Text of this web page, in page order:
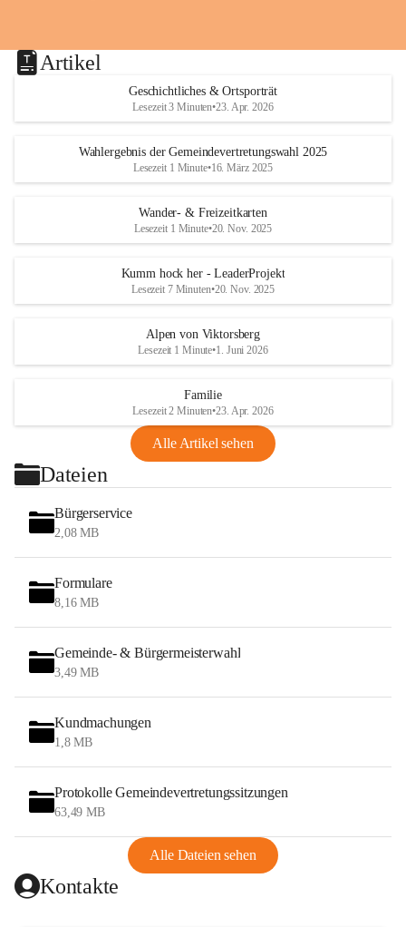
Artikel
Geschichtliches & Ortsporträt
Lesezeit 3 Minuten•23. Apr. 2026
Wahlergebnis der Gemeindevertretungswahl 2025
Lesezeit 1 Minute•16. März 2025
Wander- & Freizeitkarten
Lesezeit 1 Minute•20. Nov. 2025
Kumm hock her - LeaderProjekt
Lesezeit 7 Minuten•20. Nov. 2025
Alpen von Viktorsberg
Lesezeit 1 Minute•1. Juni 2026
Familie
Lesezeit 2 Minuten•23. Apr. 2026
Alle Artikel sehen
Dateien
Bürgerservice
2,08 MB
Formulare
8,16 MB
Gemeinde- & Bürgermeisterwahl
3,49 MB
Kundmachungen
1,8 MB
Protokolle Gemeindevertretungssitzungen
63,49 MB
Alle Dateien sehen
Kontakte